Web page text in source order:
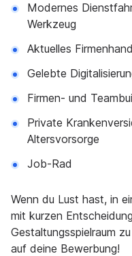
Modernes
Werkzeug
Aktuelles
Gelebte
Firmen- und
Private
Altersvorsorge
Job-Rad
Wenn du Lust hast, in
mit kurzen
Gestaltungsspielraum
auf deine Bewerbung!